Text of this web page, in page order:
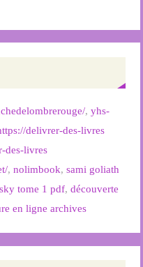
,yhs-
delivrer-des-livres
des-livres
,nolimbook,sami goliath
tome 1 pdf,découverte
en ligne archives